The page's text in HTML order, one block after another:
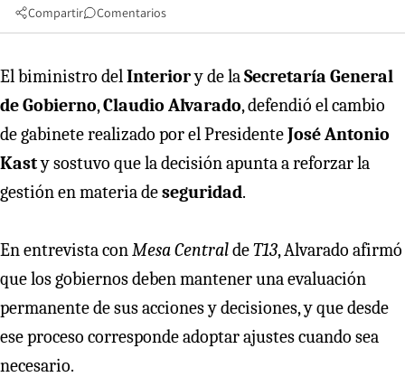
Compartir Comentarios
El biministro delInteriory de laSecretaría General
de Gobierno,Claudio Alvarado, defendió el cambio
de gabinete realizado por el PresidenteJosé Antonio
Kasty sostuvo que la decisión apunta a reforzar la
gestión en materia deseguridad.
En entrevista conMesa CentraldeT13, Alvarado afirmó
que los gobiernos deben mantener una evaluación
permanente de sus acciones y decisiones, y que desde
ese proceso corresponde adoptar ajustes cuando sea
necesario.